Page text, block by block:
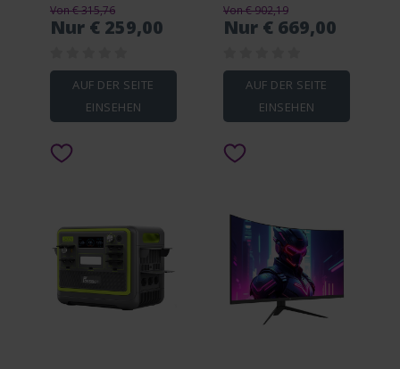
Von € 315,76
Nur € 259,00
AUF DER SEITE
EINSEHEN
Rauchabsaugung
Laserbett
Von € 902,19
Nur € 669,00
AUF DER SEITE
EINSEHEN